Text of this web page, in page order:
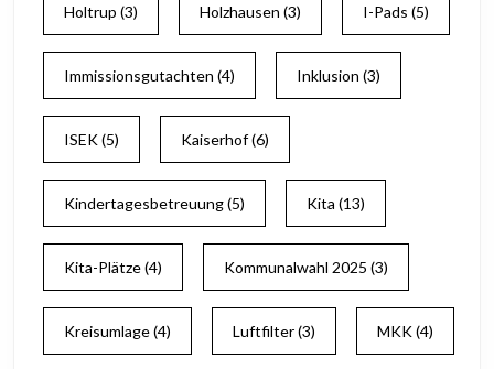
Holtrup (3) Holzhausen (3) I-Pads (5)
Immissionsgutachten (4) Inklusion (3)
ISEK(5) Kaiserhof(6)
Kindertagesbetreuung(5) Kita (13)
Kita-Plätze(4) Kommunalwahl 2025 (3)
Kreisumlage(4) Luftfilter(3) MKK(4)